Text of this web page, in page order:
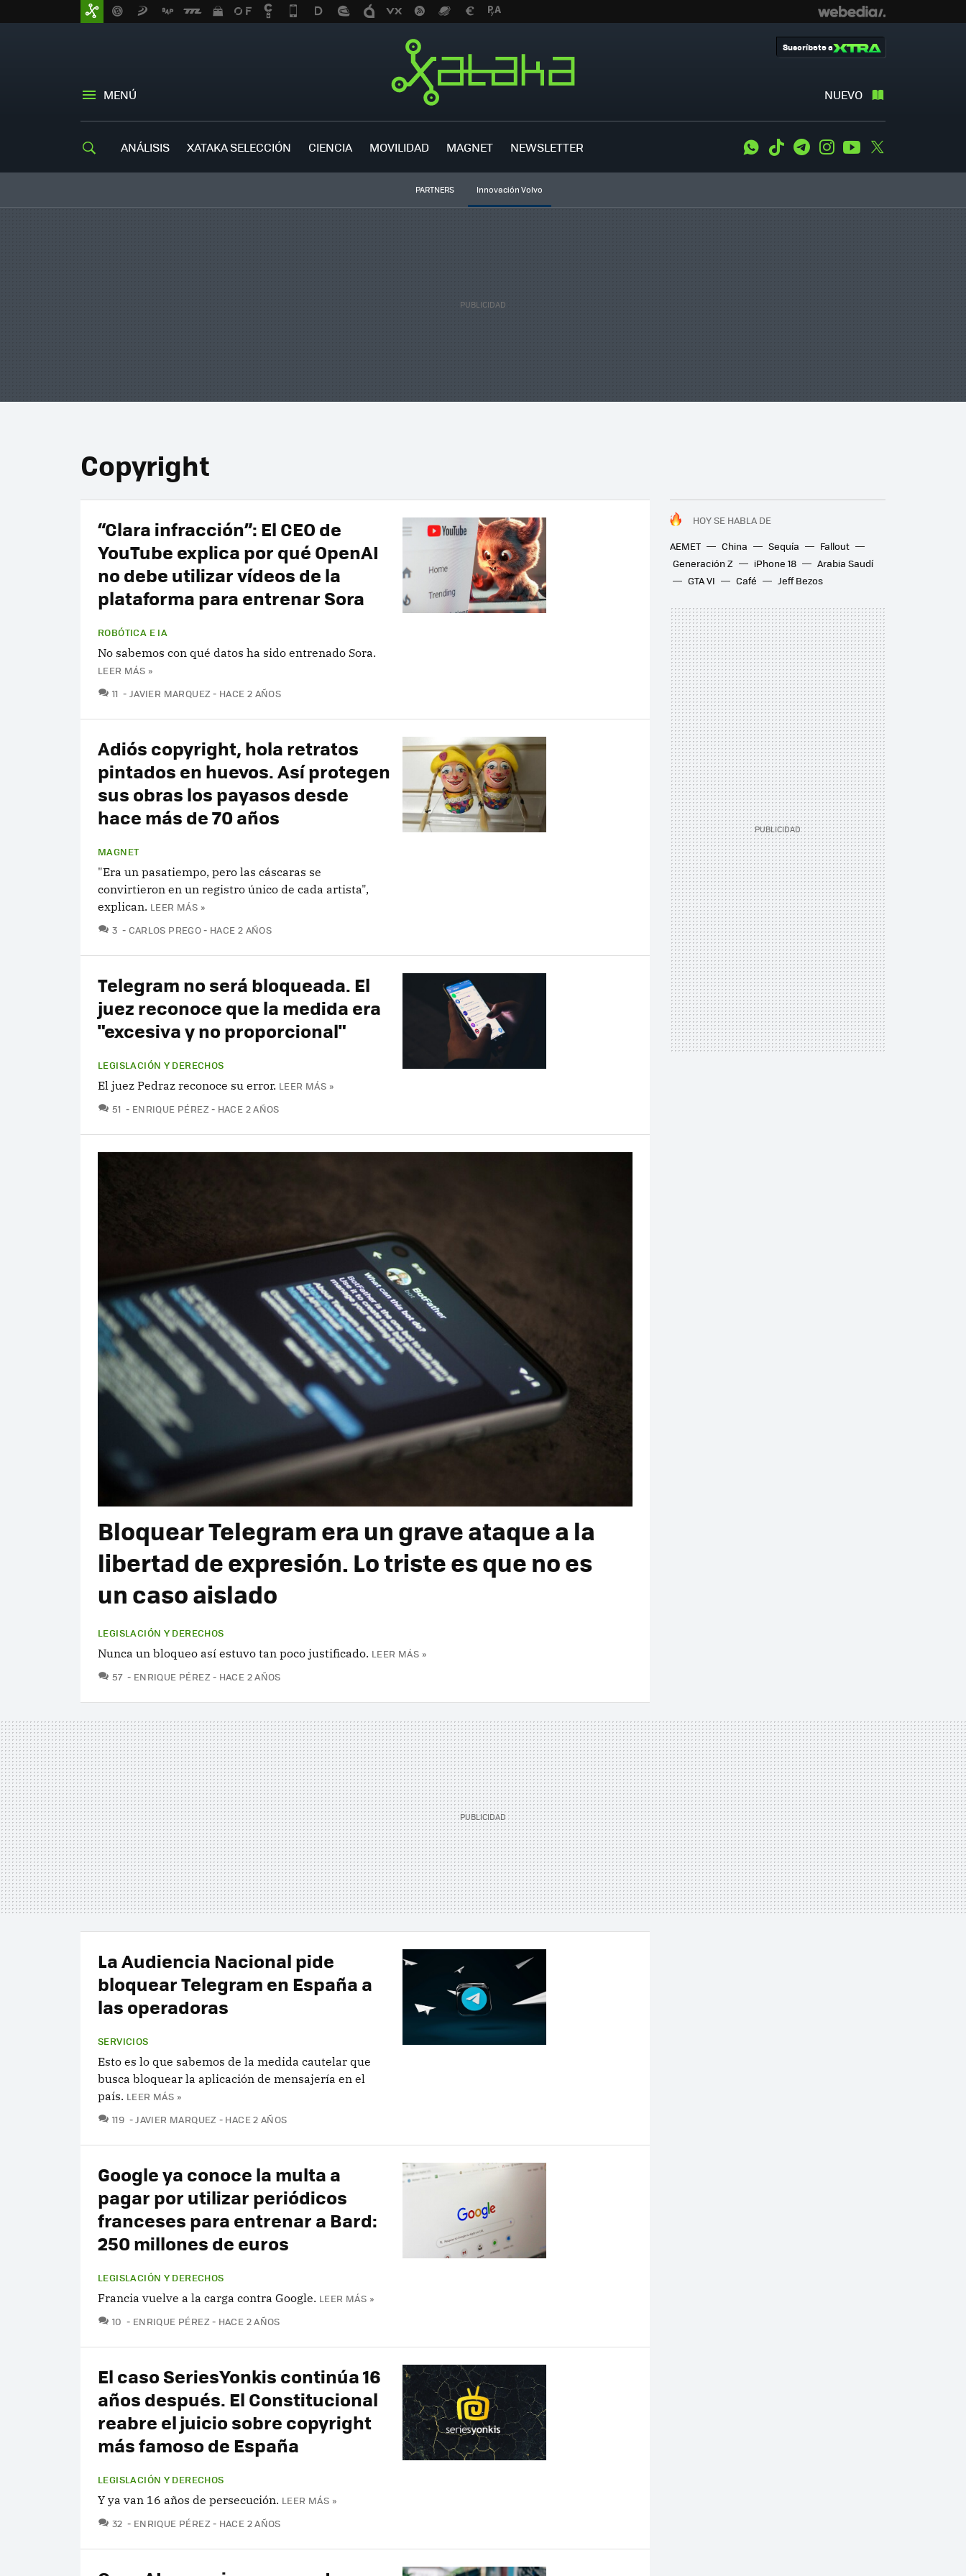
MENÚ NUEVO
Suscríbete a
ANÁLISIS XATAKA SELECCIÓN CIENCIA MOVILIDAD MAGNET NEWSLETTER WhatsApp
Tiktok TelegramInstagramYoutube
PARTNERS Innovación Volvo
Copyright
HOY SE HABLA DE
AEMET
China Sequía
Fallout
Generación Z
iPhone 18
Arabia Saudí
GTA VI
Café Jeff Bezos
“Clara infracción”: El CEO de
YouTube explica por qué OpenAI
no debe utilizar vídeos de la
plataforma para entrenar Sora
ROBÓTICA E IA
No sabemos con qué datos ha sido entrenado Sora.
LEER MÁS »
11 COMENTARIOS
JAVIER MARQUEZ HACE 2 AÑOS
Adiós copyright, hola retratos
pintados en huevos. Así protegen
sus obras los payasos desde
hace más de 70 años
MAGNET
"Era un pasatiempo, pero las cáscaras se
convirtieron en un registro único de cada artista",
explican. LEER MÁS »
3 COMENTARIOS
CARLOS PREGO HACE 2 AÑOS
Telegram no será bloqueada. El
juez reconoce que la medida era
"excesiva y no proporcional"
LEGISLACIÓN Y DERECHOS
El juez Pedraz reconoce su error. LEER MÁS »
51 COMENTARIOS
ENRIQUE PÉREZ HACE 2 AÑOS
Bloquear Telegram era un grave ataque a la
libertad de expresión. Lo triste es que no es
un caso aislado
LEGISLACIÓN Y DERECHOS
Nunca un bloqueo así estuvo tan poco justificado. LEER MÁS »
57 COMENTARIOS
ENRIQUE PÉREZ HACE 2 AÑOS
La Audiencia Nacional pide
bloquear Telegram en España a
las operadoras
SERVICIOS
Esto es lo que sabemos de la medida cautelar que
busca bloquear la aplicación de mensajería en el
país. LEER MÁS »
119 COMENTARIOS
JAVIER MARQUEZ HACE 2 AÑOS
Google ya conoce la multa a
pagar por utilizar periódicos
franceses para entrenar a Bard:
250 millones de euros
LEGISLACIÓN Y DERECHOS
Francia vuelve a la carga contra Google. LEER MÁS »
10 COMENTARIOS
ENRIQUE PÉREZ HACE 2 AÑOS
El caso SeriesYonkis continúa 16
años después. El Constitucional
reabre el juicio sobre copyright
más famoso de España
LEGISLACIÓN Y DERECHOS
Y ya van 16 años de persecución. LEER MÁS »
32 COMENTARIOS
ENRIQUE PÉREZ HACE 2 AÑOS